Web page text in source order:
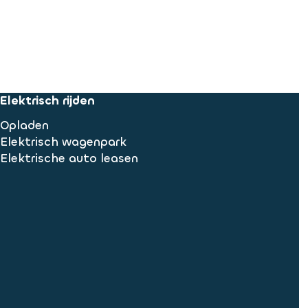
Elektrisch rijden
Opladen
Elektrisch wagenpark
Elektrische auto leasen